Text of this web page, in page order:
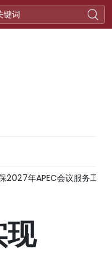
会议服务工程按期完工